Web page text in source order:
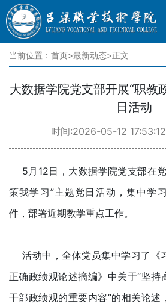
当前位置： 首页>最新动态>正文
大数据学院党支部开展“职教
日活动
时间:2026-05-12
5月12日，大数据学院党支部在
策我学习”主题党日活动，集中学
件，部署近期教学重点工作。
活动中，全体党员集中学习了《
正确政绩观论述摘编》中关于“坚持
干部政绩观的重要内容”的相关论述